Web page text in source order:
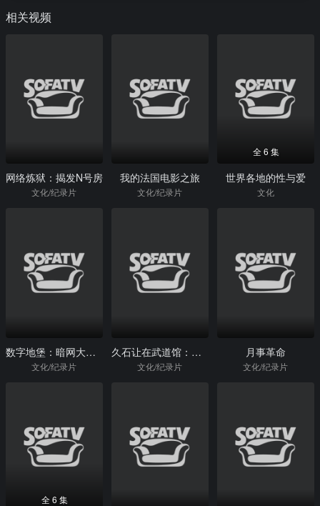
相关视频
网络炼狱：揭发N号房
文化/纪录片
我的法国电影之旅
文化/纪录片
全 6 集
世界各地的性与爱
文化
数字地堡：暗网大本营
文化/纪录片
久石让在武道馆：与宫崎骏动画一同走过的25年
文化/纪录片
月事革命
文化/纪录片
全 6 集